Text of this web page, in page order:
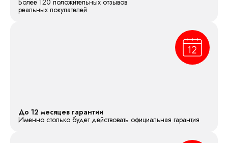
Более 120 положительных отзывов
реальных покупателей
До 12 месяцев гарантии
Именно столько будет действовать официальная гарантия